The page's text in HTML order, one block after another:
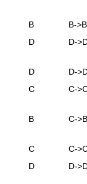
B
B->B
D D-
D
D-
C C-
B C->B
C
C-
D D-